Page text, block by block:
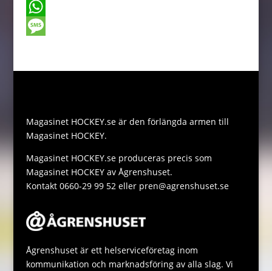
b
o
s
e
t
m
a
C
o
n
k
W
A
p
p
a
g
e
Magasinet HOCKEY.se är den förlängda armen till
Magasinet HOCKEY.
Magasinet HOCKEY.se produceras precis som
Magasinet HOCKEY av Ågrenshuset.
Kontakt 0660-29 99 52 eller pren@agrenshuset.se
Ågrenshuset är ett helserviceföretag inom
kommunikation och marknadsföring av alla slag. Vi